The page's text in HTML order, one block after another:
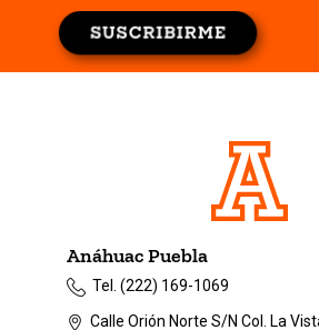
Anáhuac Puebla
Tel. (222) 169-1069
Calle Orión Norte S/N Col. La